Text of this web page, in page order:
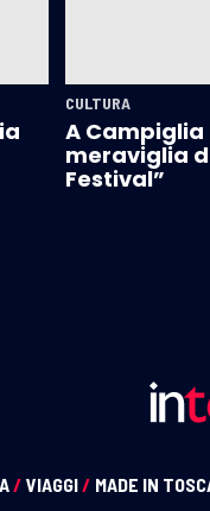
CULTURA
A
meraviglia
Festival”
/ VIAGGI/ MADE IN